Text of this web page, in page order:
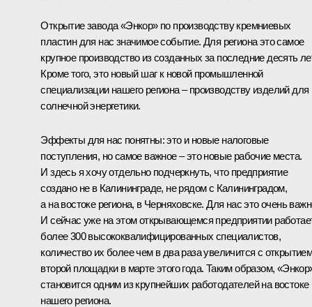
Открытие завода «Энкор» по производству кремниевых
пластин для нас значимое событие. Для региона это самое
крупное производство из созданных за последние десять
Кроме того, это новый шаг к новой промышленной
специализации нашего региона – производству изделий для
солнечной энергетики.
Эффекты для нас понятны: это и новые налоговые
поступления, но самое важное – это новые рабочие места.
И здесь я хочу отдельно подчеркнуть, что предприятие
создано не в Калининграде, не рядом с Калининградом,
а на востоке региона, в Черняховске. Для нас это очень
И сейчас уже на этом открывающемся предприятии
более 300 высококвалифицированных специалистов,
количество их более чем в два раза увеличится с
второй площадки в марте этого года. Таким образом,
становится одним из крупнейших работодателей на востоке
нашего региона.